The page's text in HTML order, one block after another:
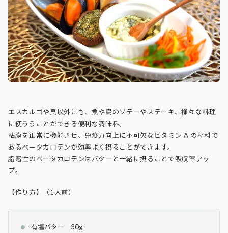
エスカルゴや貝以外にも、魚や鳥のソテーやステーキ、様々な料理
に使ううことができる便利な調味料。
粘膜を正常に機能させ、免疫力向上に不可欠なビタミン A の材料で
あるベータカロテンが効率よく摂ることができます。
脂溶性のベータカロテンはバターと一緒に摂ることで吸収率アッ
プ。
【作り方】（1人前）
有塩バター 30g